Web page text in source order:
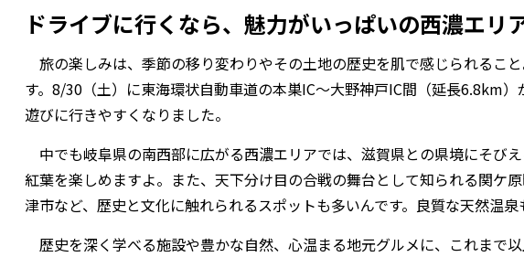
ドライブに行くなら、魅力がいっぱいの西濃エリ
旅の楽しみは、季節の移り変わりやその土地の歴史を肌で感じられるこ
す。8/30（土）に東海環状自動車道の本巣IC～大野神戸IC間（延長6.8km
遊びに行きやすくなりました。
中でも岐阜県の南西部に広がる西濃エリアでは、滋賀県との県境にそび
紅葉を楽しめますよ。また、天下分け目の合戦の舞台として知られる関ケ
津市など、歴史と文化に触れられるスポットも多いんです。良質な天然温泉
歴史を深く学べる施設や豊かな自然、心温まる地元グルメに、これまで